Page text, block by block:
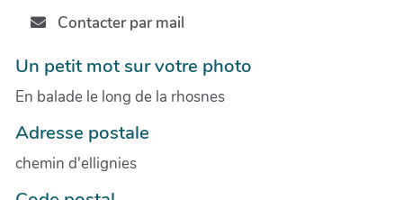
Contacter par mail
Un petit mot sur votre photo
En balade le long de la rhosnes
Adresse postale
chemin d'ellignies